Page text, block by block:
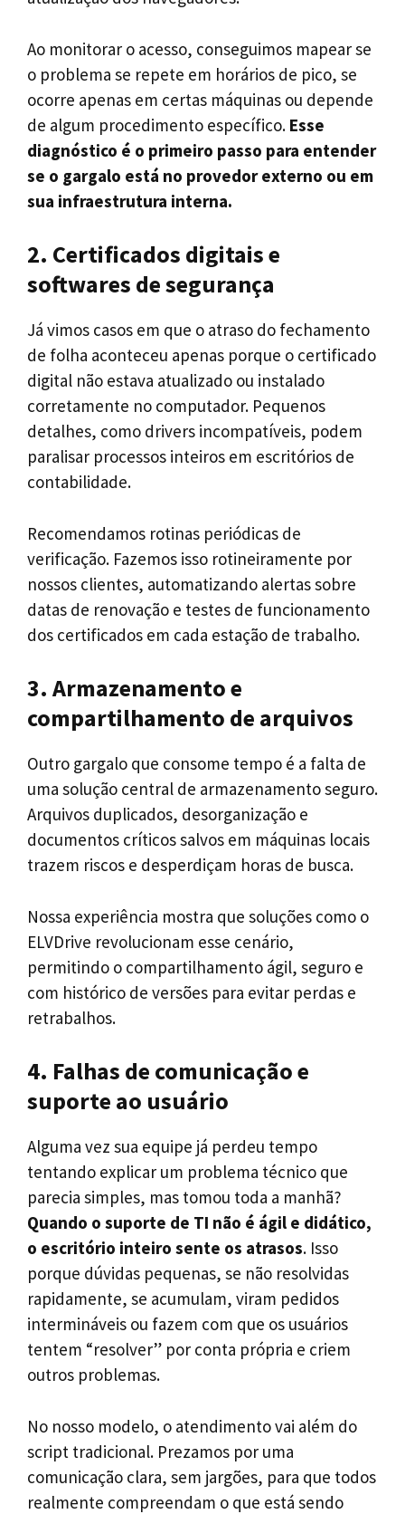
Ao monitorar o acesso, conseguimos mapear se
o problema se repete em horários de pico, se
ocorre apenas em certas máquinas ou depende
de algum procedimento específico. Esse
diagnóstico é o primeiro passo para entender
se o gargalo está no provedor externo ou em
sua infraestrutura interna.
2. Certificados digitais e
softwares de segurança
Já vimos casos em que o atraso do fechamento
de folha aconteceu apenas porque o certificado
digital não estava atualizado ou instalado
corretamente no computador. Pequenos
detalhes, como drivers incompatíveis, podem
paralisar processos inteiros em escritórios de
contabilidade.
Recomendamos rotinas periódicas de
verificação. Fazemos isso rotineiramente por
nossos clientes, automatizando alertas sobre
datas de renovação e testes de funcionamento
dos certificados em cada estação de trabalho.
3. Armazenamento e
compartilhamento de arquivos
Outro gargalo que consome tempo é a falta de
uma solução central de armazenamento seguro.
Arquivos duplicados, desorganização e
documentos críticos salvos em máquinas locais
trazem riscos e desperdiçam horas de busca.
Nossa experiência mostra que soluções como o
ELVDrive revolucionam esse cenário,
permitindo o compartilhamento ágil, seguro e
com histórico de versões para evitar perdas e
retrabalhos.
4. Falhas de comunicação e
suporte ao usuário
Alguma vez sua equipe já perdeu tempo
tentando explicar um problema técnico que
parecia simples, mas tomou toda a manhã?
Quando o suporte de TI não é ágil e didático,
o escritório inteiro sente os atrasos. Isso
porque dúvidas pequenas, se não resolvidas
rapidamente, se acumulam, viram pedidos
intermináveis ou fazem com que os usuários
tentem “resolver” por conta própria e criem
outros problemas.
No nosso modelo, o atendimento vai além do
script tradicional. Prezamos por uma
comunicação clara, sem jargões, para que todos
realmente compreendam o que está sendo